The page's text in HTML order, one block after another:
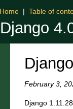
Django
Home | Table of
February 3,
Django